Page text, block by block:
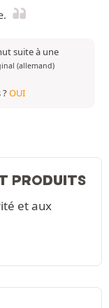
suite à une
(allemand)
?OUI
PRODUITS
et aux